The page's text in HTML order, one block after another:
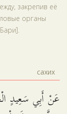
закрепив её
органы
сахих
عَنْ أَبِي سَعِيدٍ